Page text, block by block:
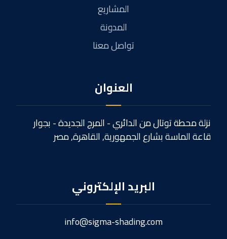
المشاريع
المدونة
تواصل معنا
العنوان
نزلة محطة توتال من الدائري - المرج الجديدة - بجوار
قاعة الماسة بشارع الجمهورية, القاهرة, مصر
البريد الإلكتروني
info@sigma-shading.com